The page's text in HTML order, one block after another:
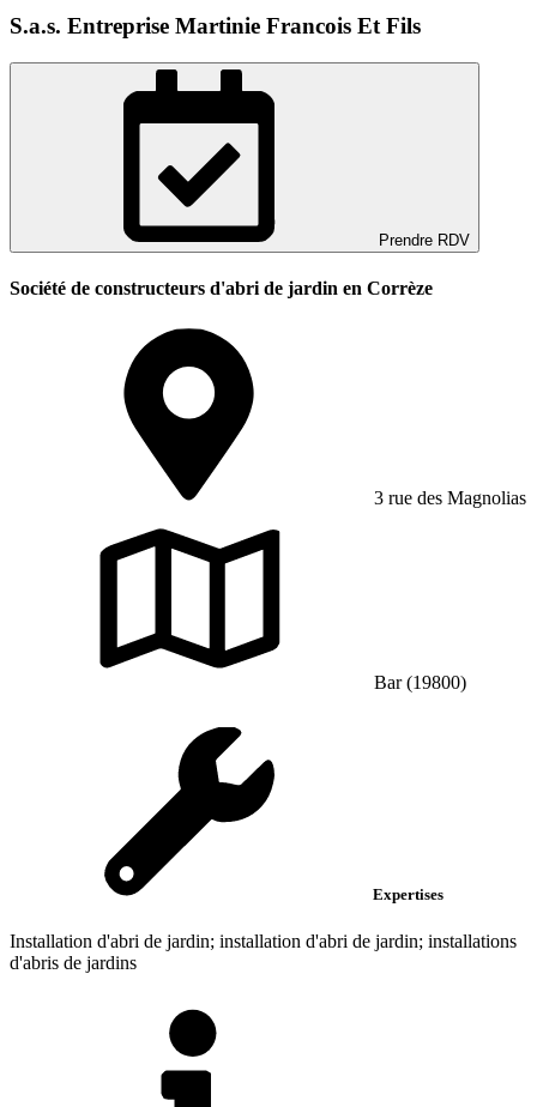
S.a.s. Entreprise Martinie Francois Et Fils
Prendre RDV
Société de constructeurs d'abri de jardin en Corrèze
3 rue des Magnolias
Bar (19800)
Expertises
Installation d'abri de jardin; installation d'abri de jardin; installations
d'abris de jardins